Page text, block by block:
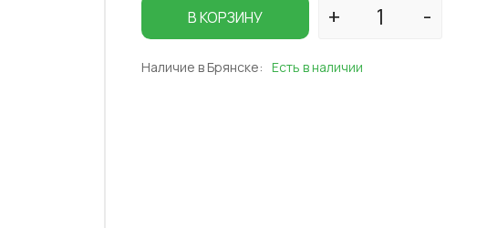
В КОРЗИНУ
Наличие в Брянске: Есть в наличии